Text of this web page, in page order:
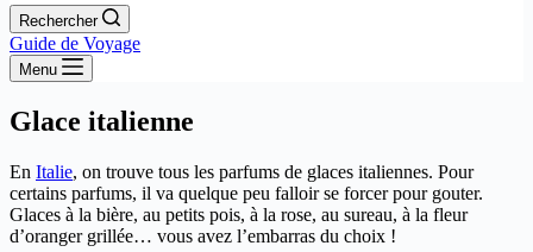
Rechercher
Guide de Voyage
Menu
Glace italienne
En Italie, on trouve tous les parfums de glaces italiennes. Pour
certains parfums, il va quelque peu falloir se forcer pour gouter.
Glaces à la bière, au petits pois, à la rose, au sureau, à la fleur
d’oranger grillée… vous avez l’embarras du choix !